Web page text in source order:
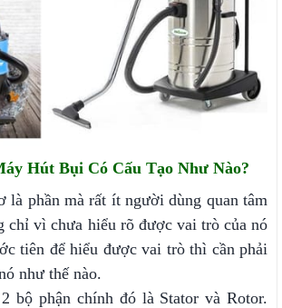
Hút Bụi Có Cấu Tạo Như Nào?
là phần mà rất ít người dùng quan tâm
chỉ vì chưa hiểu rõ được vai trò của nó
tiên để hiểu được vai trò thì cần phải
như thế nào.
bộ phận chính đó là Stator và Rotor.